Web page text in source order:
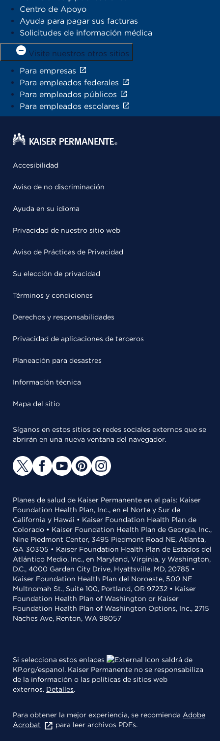
Centro de Apoyo
Ayuda para pagar sus facturas
Solicitudes de información médica
Visite nuestros otros sitios
Para empresas
Para empleados federales
Para empleados públicos
Para empleados escolares
Accesibilidad
Aviso de no discriminación
Ayuda en su idioma
Privacidad de nuestro sitio web
Aviso de Prácticas de Privacidad
Su elección de privacidad
Términos y condiciones
Derechos y responsabilidades
Privacidad de aplicaciones de terceros
Planeación para desastres
Información técnica
Mapa del sitio
Síganos en estos sitios de redes sociales externos que se
abrirán en una nueva ventana del navegador.
Planes de salud de Kaiser Permanente en el país: Kaiser
Foundation Health Plan, Inc., en el Norte y Sur de
California y Hawái • Kaiser Foundation Health Plan de
Colorado • Kaiser Foundation Health Plan de Georgia, Inc.,
Nine Piedmont Center, 3495 Piedmont Road NE, Atlanta,
GA 30305 • Kaiser Foundation Health Plan de Estados del
Atlántico Medio, Inc., en Maryland, Virginia, y Washington,
D.C., 4000 Garden City Drive, Hyattsville, MD, 20785 •
Kaiser Foundation Health Plan del Noroeste, 500 NE
Multnomah St., Suite 100, Portland, OR 97232 • Kaiser
Foundation Health Plan of Washington or Kaiser
Foundation Health Plan of Washington Options, Inc., 2715
Naches Ave, Renton, WA 98057
Si selecciona estos enlaces
saldrá de
KP.org/espanol. Kaiser Permanente no se responsabiliza
de la información o las políticas de sitios web
externos. Detalles.
Para obtener la mejor experiencia, se recomienda Adobe
Acrobat
para leer archivos PDFs.